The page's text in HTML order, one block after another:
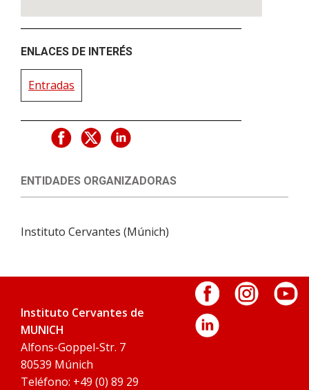
ENLACES DE INTERÉS
Entradas
ENTIDADES ORGANIZADORAS
Instituto Cervantes (Múnich)
Instituto Cervantes de
MUNICH
Alfons-Goppel-Str. 7
80539 Múnich
Teléfono: +49 (0) 89 29